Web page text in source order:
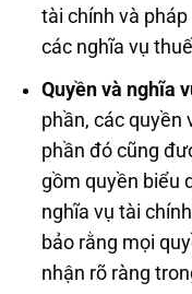
tài chính và
các nghĩa vụ
Quyền và nghĩa
phần, các quyền
phần đó cũng
gồm quyền biểu
nghĩa vụ tài
bảo rằng mọi
nhận rõ ràng